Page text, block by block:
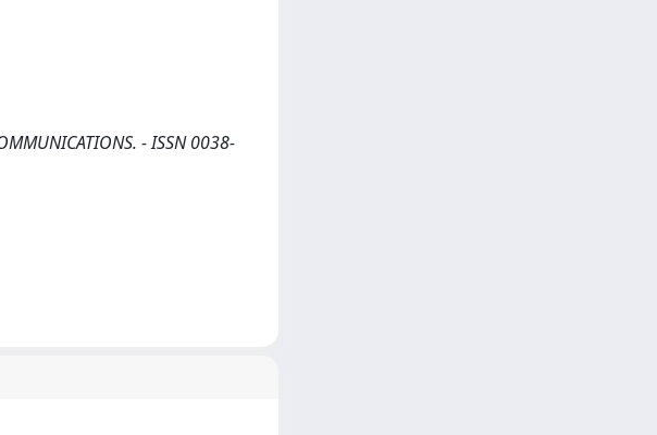
- ISSN 0038-